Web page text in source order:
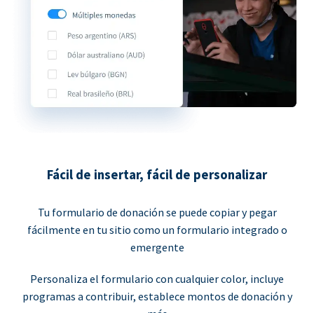
Fácil de insertar, fácil de personalizar
Tu formulario de donación se puede copiar y pegar
fácilmente en tu sitio como un formulario integrado o
emergente
Personaliza el formulario con cualquier color, incluye
programas a contribuir, establece montos de donación y